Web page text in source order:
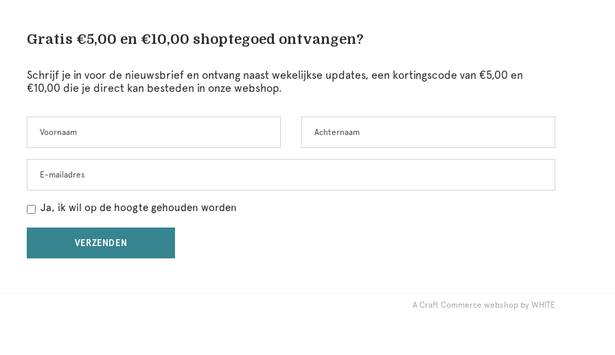
Gratis €5,00 en €10,00 shoptegoed ontvangen?
Schrijf je in voor de nieuwsbrief en ontvang naast wekelijkse updates, een kortingscode van €5,00 en
€10,00 die je direct kan besteden in onze webshop.
this
field
blank
Ja, ik wil op de hoogte gehouden worden
VERZENDEN
A Craft Commerce webshop by WHITE